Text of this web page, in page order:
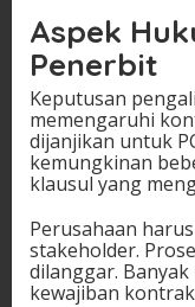
Aspek
Penerbit
Keputusan
memengaruhi
dijanjikan untuk
kemungkinan
klausul yang
Perusahaan
stakeholder.
dilanggar.
kewajiban